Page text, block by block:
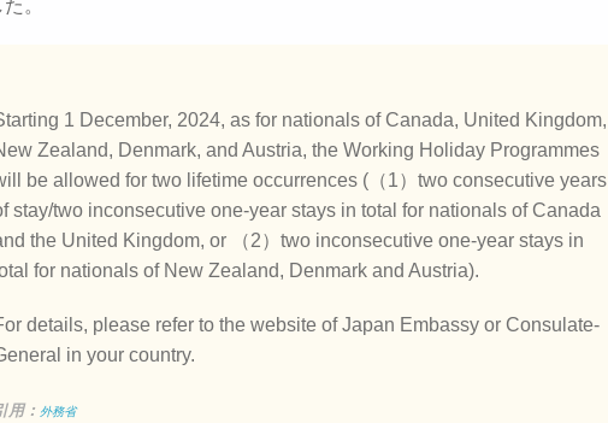
。
1 December, 2024, as for nationals of Canada, United Kingdom,
Zealand, Denmark, and Austria, the Working Holiday Programmes
be allowed for two lifetime occurrences (（1）two consecutive years
stay/two inconsecutive one-year stays in total for nationals of Canada
the United Kingdom, or （2）two inconsecutive one-year stays in
for nationals of New Zealand, Denmark and Austria).
details, please refer to the website of Japan Embassy or Consulate-
in your country.
用： 外務省